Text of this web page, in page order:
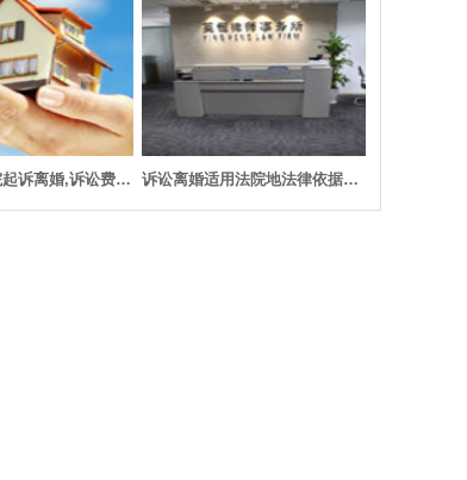
该向哪个法院起诉离婚,诉讼费用如何交纳 诉讼离婚适用法院地法律依据是什么